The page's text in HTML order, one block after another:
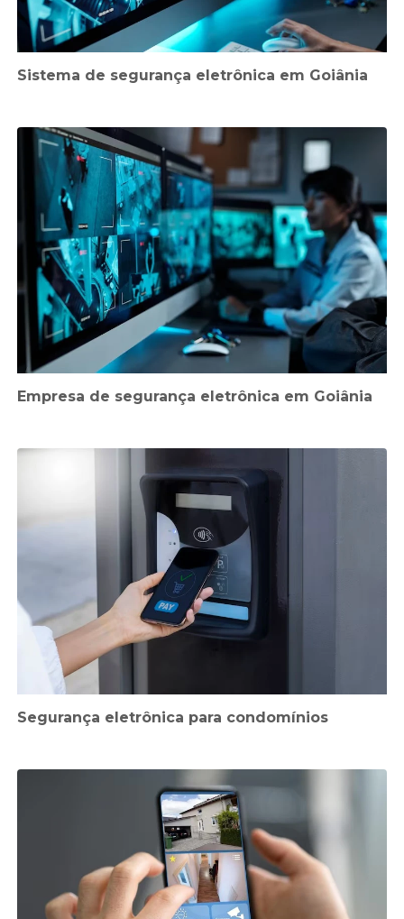
Sistema de segurança eletrônica em Goiânia
Empresa de segurança eletrônica em Goiânia
Segurança eletrônica para condomínios